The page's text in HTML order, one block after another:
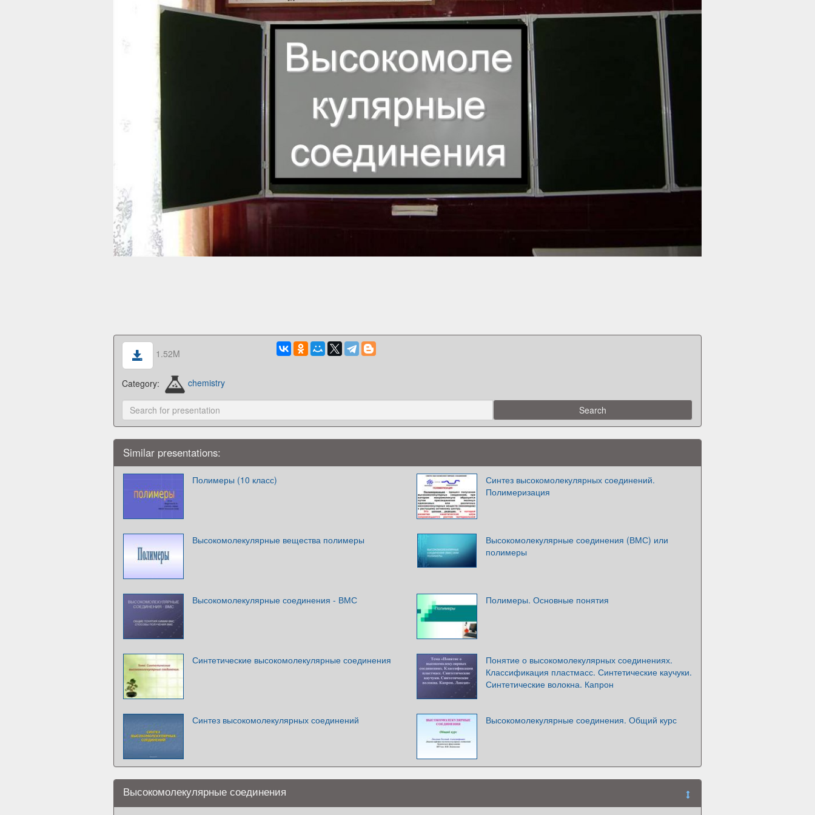
1.52M
Category: chemistry
Similar presentations:
Полимеры (10 класс)
Синтез высокомолекулярных соединений.
Полимеризация
Высокомолекулярные вещества полимеры
Высокомолекулярные соединения (ВМС) или
полимеры
Высокомолекулярные соединения - ВМС Полимеры. Основные понятия
Синтетические высокомолекулярные соединения
Понятие о высокомолекулярных соединениях.
Классификация пластмасс. Синтетические каучуки.
Синтетические волокна. Капрон
Синтез высокомолекулярных соединений Высокомолекулярные соединения. Общий курс
Высокомолекулярные соединения